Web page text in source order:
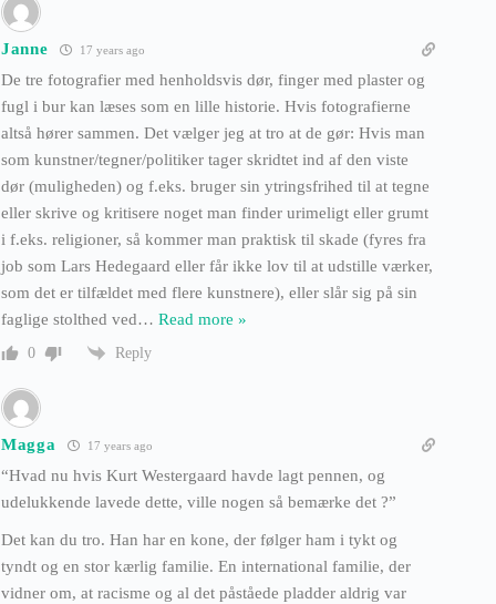
Janne 17 years ago
De tre fotografier med henholdsvis dør, finger med plaster og
fugl i bur kan læses som en lille historie. Hvis fotografierne
altså hører sammen. Det vælger jeg at tro at de gør: Hvis man
som kunstner/tegner/politiker tager skridtet ind af den viste
dør (muligheden) og f.eks. bruger sin ytringsfrihed til at tegne
eller skrive og kritisere noget man finder urimeligt eller grumt
i f.eks. religioner, så kommer man praktisk til skade (fyres fra
job som Lars Hedegaard eller får ikke lov til at udstille værker,
som det er tilfældet med flere kunstnere), eller slår sig på sin
faglige stolthed ved… Read more »
0 Reply
Magga 17 years ago
“Hvad nu hvis Kurt Westergaard havde lagt pennen, og
udelukkende lavede dette, ville nogen så bemærke det ?”
Det kan du tro. Han har en kone, der følger ham i tykt og
tyndt og en stor kærlig familie. En international familie, der
vidner om, at racisme og al det påståede pladder aldrig var